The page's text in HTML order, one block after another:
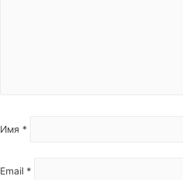
Имя *
Email *